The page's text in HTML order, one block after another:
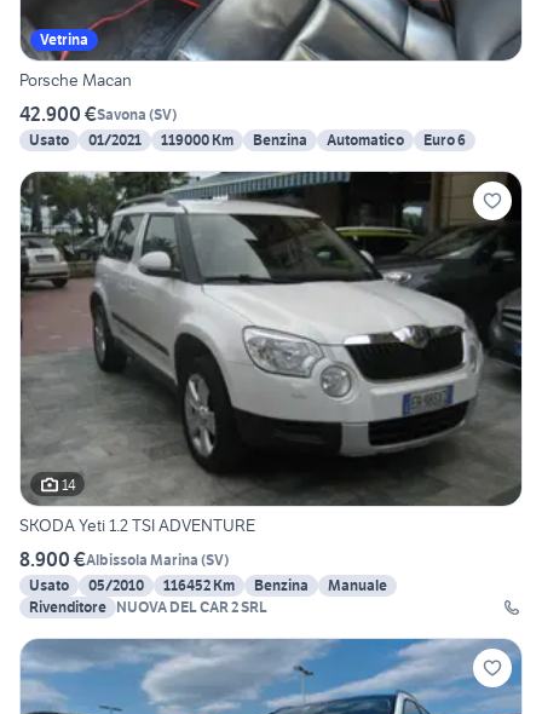
Vetrina
Porsche Macan
42.900 €Savona (SV)
Usato
01/2021 119000 Km Benzina Automatico Euro 6
14
SKODA Yeti 1.2 TSI ADVENTURE
8.900 €Albissola Marina (SV)
Usato
05/2010 116452 Km Benzina
Manuale
Rivenditore NUOVA DEL CAR 2 SRL